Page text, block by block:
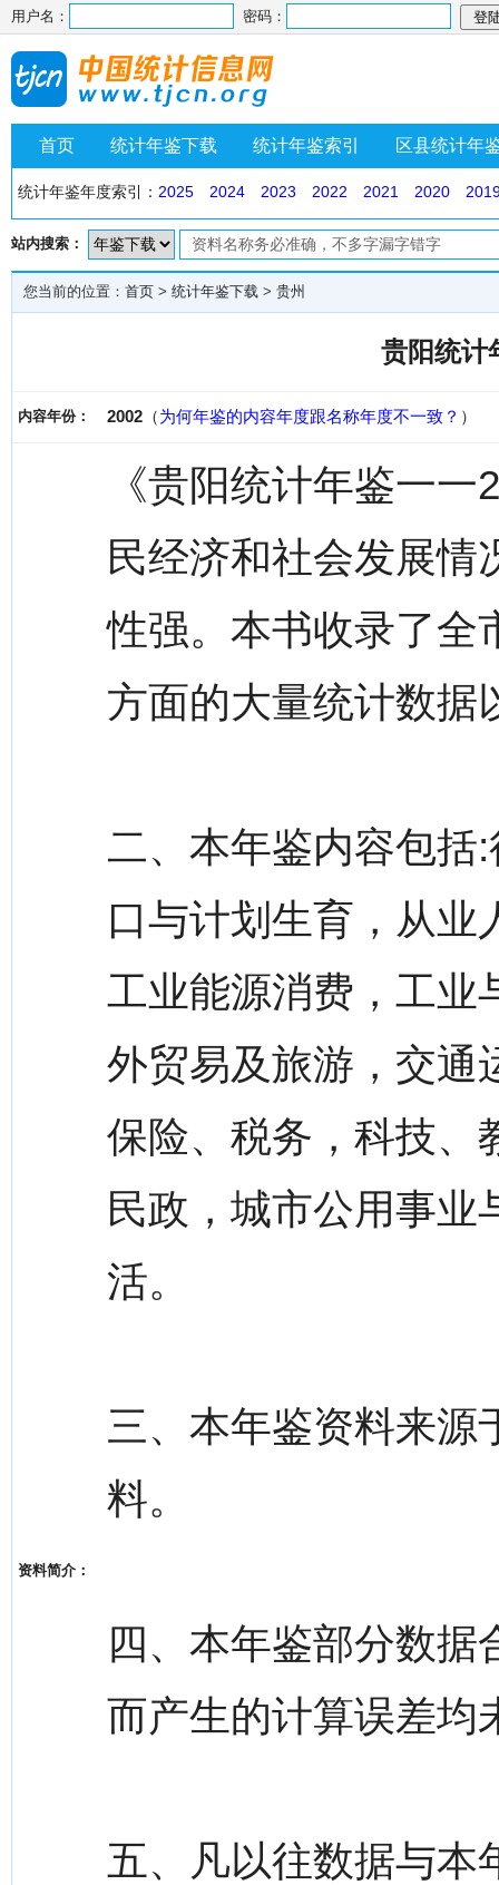
用户名： 密码：
首页 统计年鉴下载 统计年鉴索引 区县统计年
统计年鉴年度索引： 2025 2024 2023 2022 2021 2020
站内搜索：
您当前的位置： 首页 > 统计年鉴下载 > 贵州
贵阳统计
内容年份： 2002 （为何年鉴的内容年度跟名称年度不一致？ ）
资料简介：
《贵阳统计年鉴一
民经济和社会发展情
性强。本书收录了全
方面的大量统计数据
二、本年鉴内容包括
口与计划生育，从业
工业能源消费，工业
外贸易及旅游，交通
保险、税务，科技、
民政，城市公用事业
活。
三、本年鉴资料来源
料。
四、本年鉴部分数
而产生的计算误差均
五、凡以往数据与本